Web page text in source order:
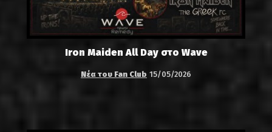
Iron Maiden All Day στο Wave
Νέα του Fan Club 15/05/2026